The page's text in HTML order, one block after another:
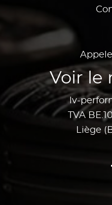
Voir le
lv-
TVA
Liège